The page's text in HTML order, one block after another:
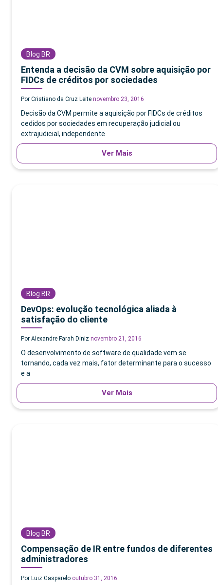
Blog BR
Entenda a decisão da CVM sobre aquisição por
FIDCs de créditos por sociedades
Por Cristiano da Cruz Leite novembro 23, 2016
Decisão da CVM permite a aquisição por FIDCs de créditos
cedidos por sociedades em recuperação judicial ou
extrajudicial, independente
Ver Mais
Blog BR
DevOps: evolução tecnológica aliada à
satisfação do cliente
Por Alexandre Farah Diniz novembro 21, 2016
O desenvolvimento de software de qualidade vem se
tornando, cada vez mais, fator determinante para o sucesso
e a
Ver Mais
Blog BR
Compensação de IR entre fundos de diferentes
administradores
Por Luiz Gasparelo outubro 31, 2016